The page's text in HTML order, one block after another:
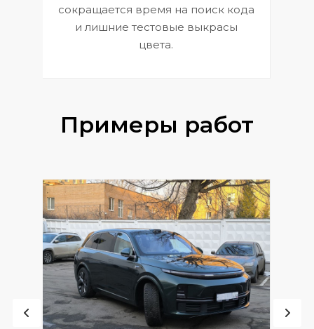
сокращается время на поиск кода
и лишние тестовые выкрасы
цвета.
Примеры работ